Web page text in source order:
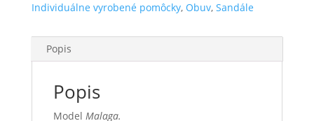
Individuálne vyrobené pomôcky, Obuv, Sandále
Popis
Popis
Model Malaga.